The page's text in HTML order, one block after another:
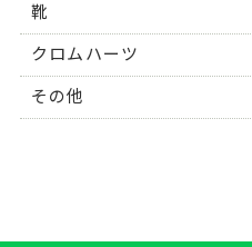
靴
クロムハーツ
その他